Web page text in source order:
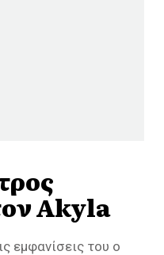
Akyla
εμφανίσεις του ο